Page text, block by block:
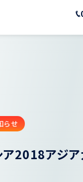
らせ
ア2018アジ